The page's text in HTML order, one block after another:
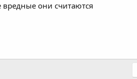
вредные они считаются